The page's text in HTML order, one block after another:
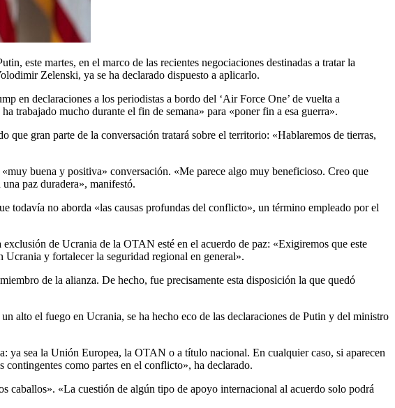
este martes, en el marco de las recientes negociaciones destinadas a tratar la
Zelenski, ya se ha declarado dispuesto a aplicarlo.
en declaraciones a los periodistas a bordo del ‘Air Force One’ de vuelta a
trabajado mucho durante el fin de semana» para «poner fin a esa guerra».
gran parte de la conversación tratará sobre el territorio: «Hablaremos de tierras,
buena y positiva» conversación. «Me parece algo muy beneficioso. Creo que
paz duradera», manifestó.
todavía no aborda «las causas profundas del conflicto», un término empleado por el
de Ucrania de la OTAN esté en el acuerdo de paz: «Exigiremos que este
Ucrania y fortalecer la seguridad regional en general».
de la alianza. De hecho, fue precisamente esta disposición la que quedó
alto el fuego en Ucrania, se ha hecho eco de las declaraciones de Putin y del ministro
ya sea la Unión Europea, la OTAN o a título nacional. En cualquier caso, si aparecen
como partes en el conflicto», ha declarado.
caballos». «La cuestión de algún tipo de apoyo internacional al acuerdo solo podrá